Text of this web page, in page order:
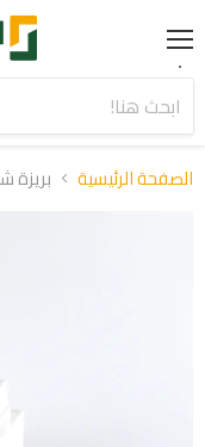
Menu
الصفحة الرئيسية بريزة